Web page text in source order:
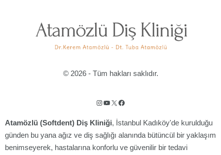
© 2026 - Tüm hakları saklıdır.
Instagram
YouTube
X Facebook
Atamözlü (Softdent) Diş Kliniği, İstanbul Kadıköy'de kurulduğu
günden bu yana ağız ve diş sağlığı alanında bütüncül bir yaklaşım
benimseyerek, hastalarına konforlu ve güvenilir bir tedavi